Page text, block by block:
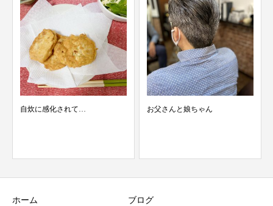
に感化されて… お父さんと娘ちゃん
ホーム
ブログ